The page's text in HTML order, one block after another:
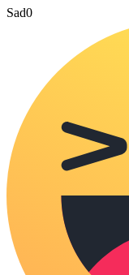
Sad0